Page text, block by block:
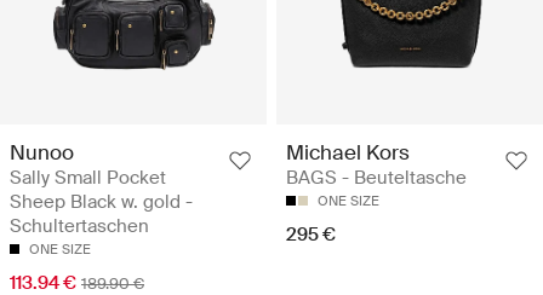
Nunoo
Sally Small Pocket
Sheep Black w. gold -
Schultertaschen
ONE SIZE
113.94 € 189.90 €
Michael Kors
BAGS - Beuteltasche
ONE SIZE
295 €